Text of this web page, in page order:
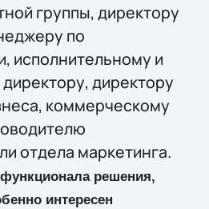
группы, директору
по
исполнительному и
директору
коммерческому
отдела маркетинга.
решения,
интересен